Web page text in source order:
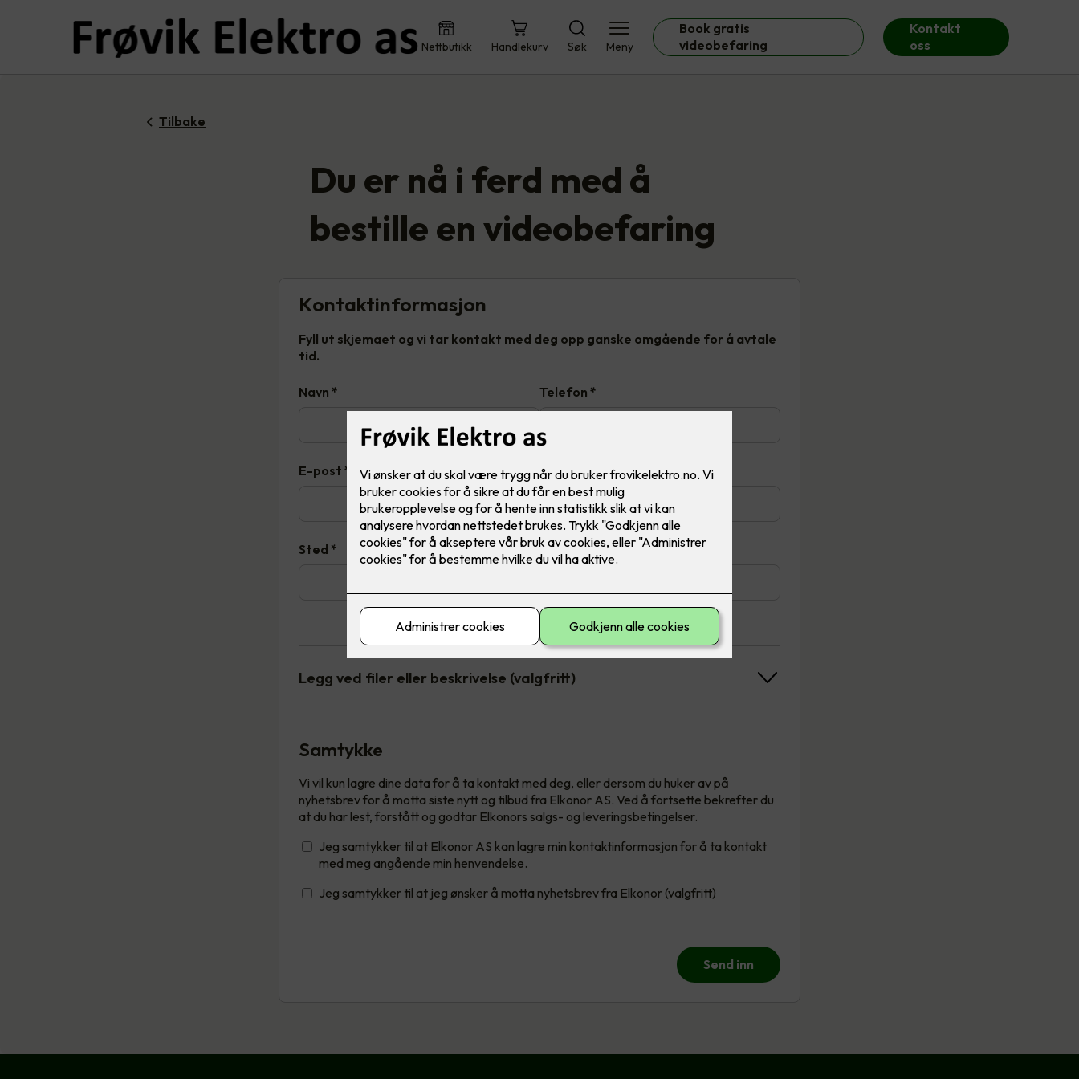
Nettbutikk Handlekurv Søk Meny
Book gratis
videobefaring
Kontakt
oss
Tilbake
Du er nå i ferd med å
bestille en videobefaring
Kontaktinformasjon
Fyll ut skjemaet og vi tar kontakt med deg opp ganske omgående for å avtale
tid.
Navn * Telefon *
E-post * Adresse*
Sted * Postnummer*
Legg ved filer eller beskrivelse (valgfritt)
Samtykke
Vi vil kun lagre dine data for å ta kontakt med deg, eller dersom du huker av på
nyhetsbrev for å motta siste nytt og tilbud fra Elkonor AS. Ved å fortsette bekrefter du
at du har lest, forstått og godtar Elkonors salgs- og leveringsbetingelser.
Jeg samtykker til at Elkonor AS kan lagre min kontaktinformasjon for å ta kontakt
med meg angående min henvendelse.
Jeg samtykker til at jeg ønsker å motta nyhetsbrev fra Elkonor (valgfritt)
Send inn